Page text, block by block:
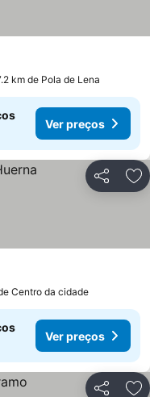
km de Pola de Lena
Ver preços
Partilhar
Centro da cidade
Ver preços